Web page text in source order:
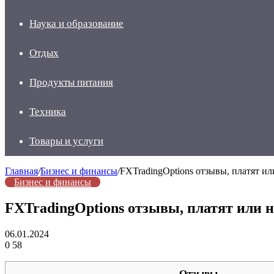
Наука и образование
Отдых
Продукты питания
Техника
Товары и услуги
Главная/Бизнес и финансы/FXTradingOptions отзывы, платят
Бизнес и финансы
FXTradingOptions отзывы, платят или
06.01.2024
0 58